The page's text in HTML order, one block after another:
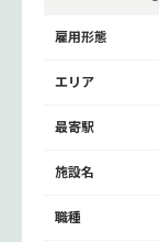
雇用形態
エリア
最寄駅
施設名
職種